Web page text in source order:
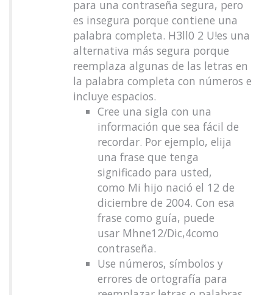
para una contraseña segura, pero
es insegura porque contiene una
palabra completa. H3ll0 2 U!es una
alternativa más segura porque
reemplaza algunas de las letras en
la palabra completa con números e
incluye espacios.
Cree una sigla con una
información que sea fácil de
recordar. Por ejemplo, elija
una frase que tenga
significado para usted,
como Mi hijo nació el 12 de
diciembre de 2004. Con esa
frase como guía, puede
usar Mhne12/Dic,4como
contraseña.
Use números, símbolos y
errores de ortografía para